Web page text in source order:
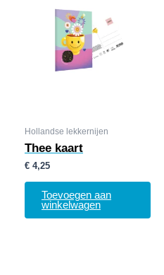
Hollandse lekkernijen
Thee kaart
€ 4,25
Toevoegen aan
winkelwagen